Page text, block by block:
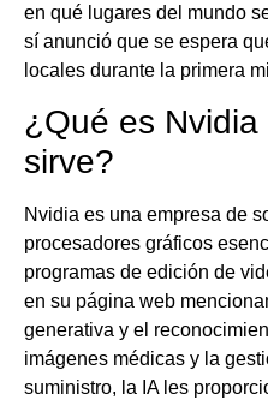
en qué lugares del mundo
sí anunció que se espera
locales durante la primera
¿Qué es
sirve?
Nvidia es una empresa de
procesadores gráficos
programas de edición de
en su página web
generativa y el
imágenes médicas y la
suministro, la IA les